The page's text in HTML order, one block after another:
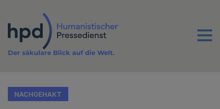
Inhalt
Menu
Der säkulare Blick auf die Welt.
NACHGEHAKT